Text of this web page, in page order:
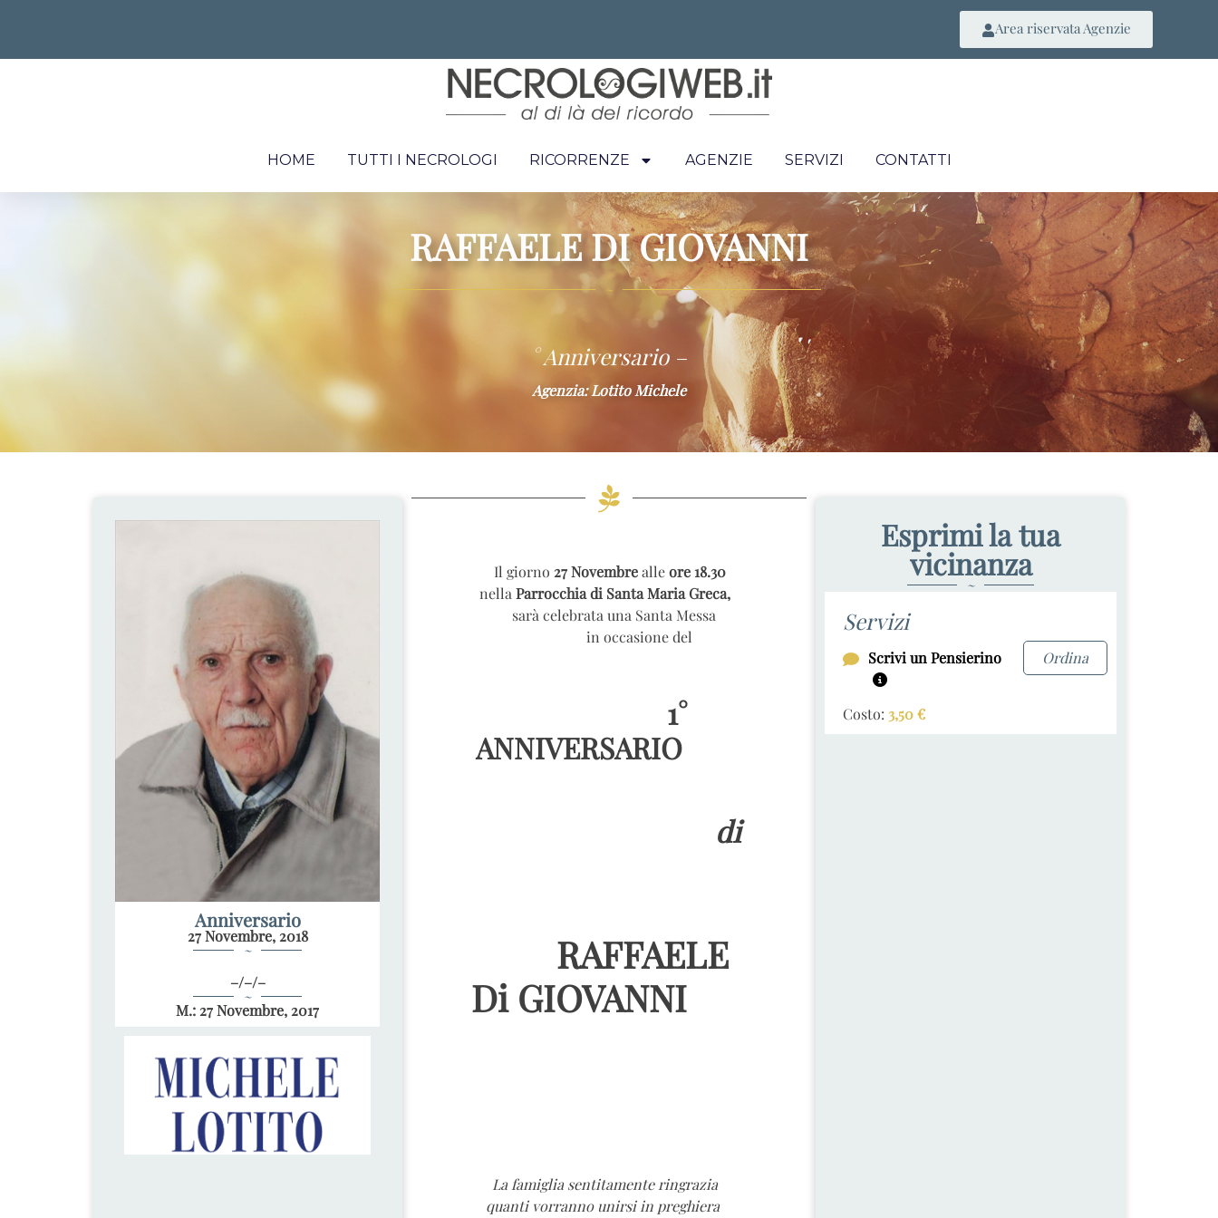
Area riservata Agenzie
HOME TUTTI I NECROLOGI RICORRENZE AGENZIE SERVIZI CONTATTI
RAFFAELE DI GIOVANNI
~
° Anniversario –
Agenzia: Lotito Michele
Anniversario
27 Novembre, 2018
~
–/–/–
~
M.: 27 Novembre, 2017
Il giorno27 Novembrealleore 18.30
nellaParrocchia di Santa Maria Greca,
sarà celebrata una Santa Messa
in occasione del
1°
ANNIVERSARIO
di
RAFFAELE
Di GIOVANNI
La famiglia sentitamente ringrazia
quanti vorranno unirsi in preghiera
Esprimi la tua
vicinanza
~
Servizi
Scrivi un Pensierino Ordina
Costo: 3,50€